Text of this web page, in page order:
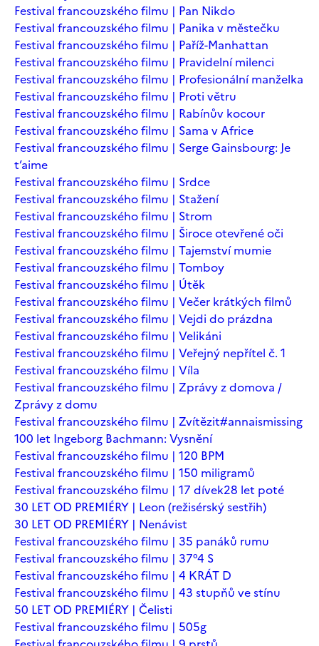
Festival francouzského filmu | Pan Nikdo
Festival francouzského filmu | Panika v městečku
Festival francouzského filmu | Paříž-Manhattan
Festival francouzského filmu | Pravidelní milenci
Festival francouzského filmu | Profesionální manželka
Festival francouzského filmu | Proti větru
Festival francouzského filmu | Rabínův kocour
Festival francouzského filmu | Sama v Africe
Festival francouzského filmu | Serge Gainsbourg: Je
t’aime
Festival francouzského filmu | Srdce
Festival francouzského filmu | Stažení
Festival francouzského filmu | Strom
Festival francouzského filmu | Široce otevřené oči
Festival francouzského filmu | Tajemství mumie
Festival francouzského filmu | Tomboy
Festival francouzského filmu | Útěk
Festival francouzského filmu | Večer krátkých filmů
Festival francouzského filmu | Vejdi do prázdna
Festival francouzského filmu | Velikáni
Festival francouzského filmu | Veřejný nepřítel č. 1
Festival francouzského filmu | Víla
Festival francouzského filmu | Zprávy z domova /
Zprávy z domu
Festival francouzského filmu | Zvítězit#annaismissing
100 let Ingeborg Bachmann: Vysnění
Festival francouzského filmu | 120 BPM
Festival francouzského filmu | 150 miligramů
Festival francouzského filmu | 17 dívek28 let poté
30 LET OD PREMIÉRY | Leon (režisérský sestřih)
30 LET OD PREMIÉRY | Nenávist
Festival francouzského filmu | 35 panáků rumu
Festival francouzského filmu | 37°4 S
Festival francouzského filmu | 4 KRÁT D
Festival francouzského filmu | 43 stupňů ve stínu
50 LET OD PREMIÉRY | Čelisti
Festival francouzského filmu | 505g